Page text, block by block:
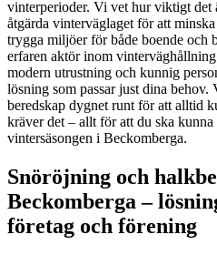
vinterperioder. Vi vet hur viktigt det
åtgärda vinterväglaget för att
trygga miljöer för både boende och
erfaren aktör inom
modern utrustning och kunnig
lösning som passar just dina behov.
beredskap dygnet runt för att alltid
kräver det – allt för att du ska
vintersäsongen i Beckomberga.
Snöröjning och
Beckomberga –
företag och förening